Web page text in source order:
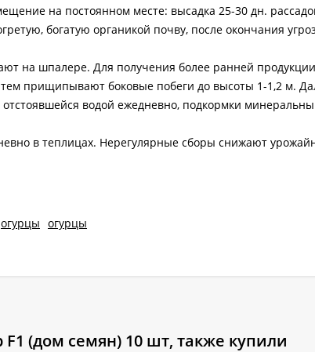
на постоянном месте: высадка 25-30 дн.
богатую органикой почву, после окончания
на шпалере. Для получения более ранней
прищипывают боковые побеги до высоты 1-1,2 м.
водой ежедневно, подкормки
в теплицах. Нерегулярные сборы снижают
огурцы огурцы
(дом семян) 10 шт, также купили